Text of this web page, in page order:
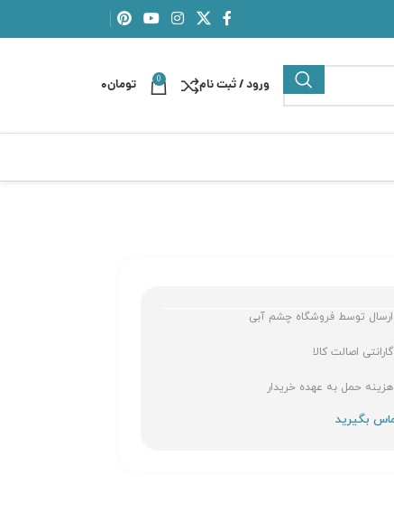
ورود / ثبت نام 0 تومان0
ارسال توسط فروشگاه چشم آبی
گارانتی اصالت کالا
هزینه حمل به عهده خریدار